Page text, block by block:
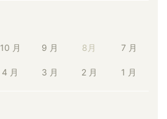
10 月 9 月 8月 7 月
4 月 3 月 2 月 1 月